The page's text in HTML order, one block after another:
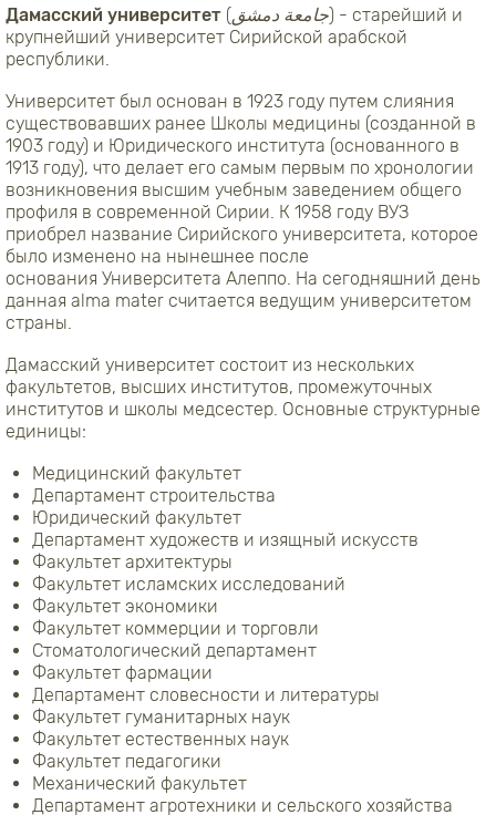
Дамасский университет (جامعة دمشق) - старейший и
крупнейший университет Сирийской арабской
республики.
Университет был основан в 1923 году путем слияния
существовавших ранее Школы медицины (созданной в
1903 году) и Юридического института (основанного в
1913 году), что делает его самым первым по хронологии
возникновения высшим учебным заведением общего
профиля в современной Сирии. К 1958 году ВУЗ
приобрел название Сирийского университета, которое
было изменено на нынешнее после
основания Университета Алеппо. На сегодняшний день
данная alma mater считается ведущим университетом
страны.
Дамасский университет состоит из нескольких
факультетов, высших институтов, промежуточных
институтов и школы медсестер. Основные структурные
единицы:
Медицинский факультет
Департамент строительства
Юридический факультет
Департамент художеств и изящный искусств
Факультет архитектуры
Факультет исламских исследований
Факультет экономики
Факультет коммерции и торговли
Стоматологический департамент
Факультет фармации
Департамент словесности и литературы
Факультет гуманитарных наук
Факультет естественных наук
Факультет педагогики
Механический факультет
Департамент агротехники и сельского хозяйства